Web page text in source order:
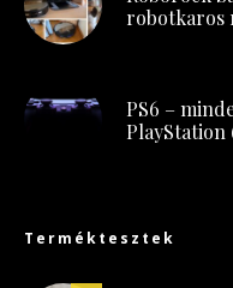
robotkaros
PS6 –
Terméktesztek